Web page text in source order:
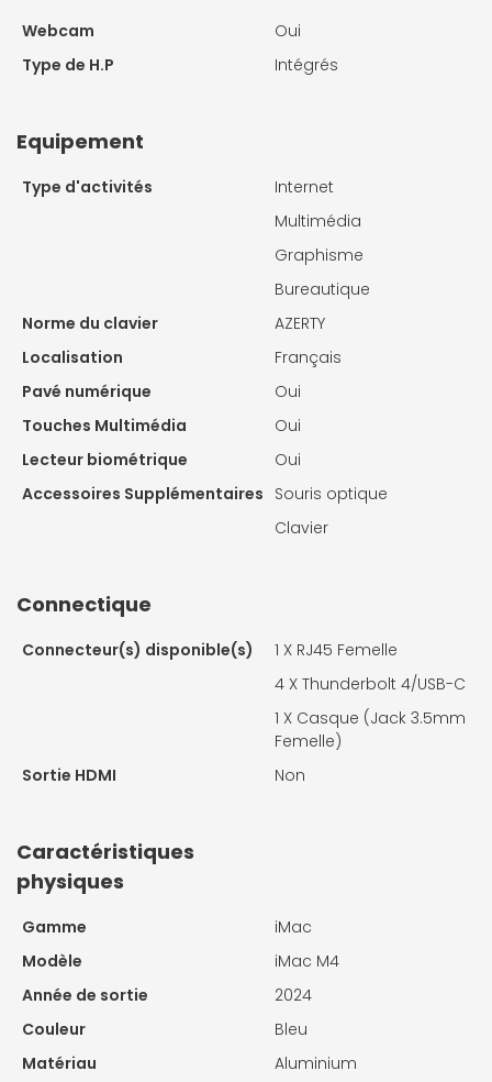
Webcam
Oui
Type de H.P
Intégrés
Equipement
Type d'activités
Internet
Multimédia
Graphisme
Bureautique
Norme du clavier
AZERTY
Localisation
Français
Pavé numérique
Oui
Touches Multimédia
Oui
Lecteur biométrique
Oui
Accessoires Supplémentaires Souris optique
Clavier
Connectique
Connecteur(s) disponible(s) 1 X RJ45 Femelle
4 X Thunderbolt 4/USB-C
1 X Casque (Jack 3.5mm
Femelle)
Sortie HDMI
Non
Caractéristiques
physiques
Gamme
iMac
Modèle
iMac M4
Année de sortie
2024
Couleur
Bleu
Matériau
Aluminium